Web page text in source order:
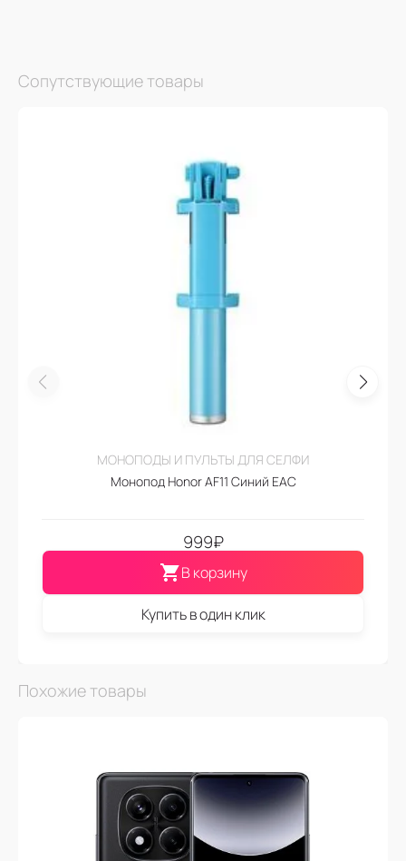
Сопутствующие товары
МОНОПОДЫ И ПУЛЬТЫ ДЛЯ СЕЛФИ
Монопод Honor AF11 Синий EAC
999₽
В корзину
Купить в один клик
Похожие товары